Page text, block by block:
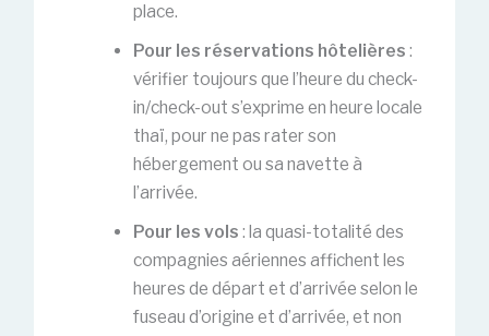
place.
Pour les réservations hôtelières :
vérifier toujours que l’heure du check-
in/check-out s’exprime en heure locale
thaï, pour ne pas rater son
hébergement ou sa navette à
l’arrivée.
Pour les vols : la quasi-totalité des
compagnies aériennes affichent les
heures de départ et d’arrivée selon le
fuseau d’origine et d’arrivée, et non